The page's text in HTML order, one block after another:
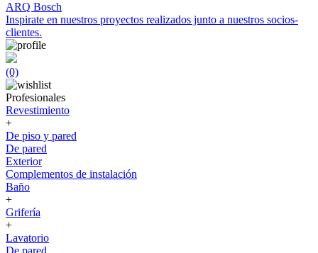
ARQ Bosch
Inspirate en nuestros proyectos realizados junto a nuestros socios-
clientes.
(0)
Profesionales
Revestimiento
+
De piso y pared
De pared
Exterior
Complementos de instalación
Baño
+
Grifería
+
Lavatorio
De pared